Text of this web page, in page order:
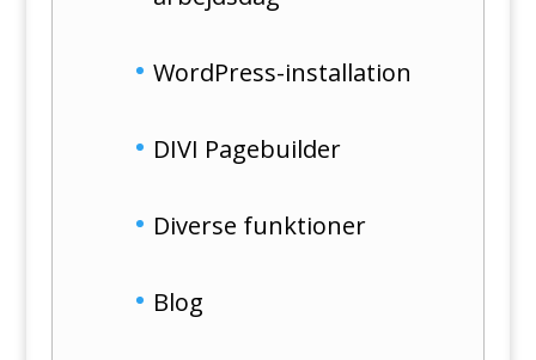
WordPress-installation
DIVI Pagebuilder
Diverse funktioner
Blog